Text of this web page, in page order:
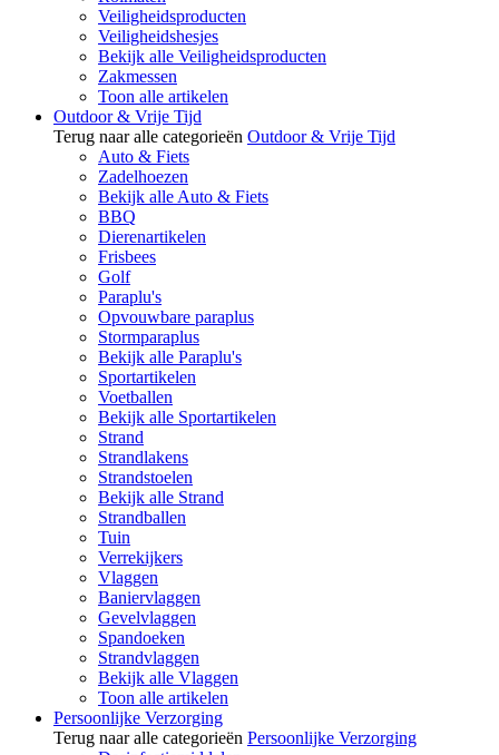
Veiligheidsproducten
Veiligheidshesjes
Bekijk alle Veiligheidsproducten
Zakmessen
Toon alle artikelen
Outdoor & Vrije Tijd
Terug naar alle categorieën Outdoor & Vrije Tijd
Auto & Fiets
Zadelhoezen
Bekijk alle Auto & Fiets
BBQ
Dierenartikelen
Frisbees
Golf
Paraplu's
Opvouwbare paraplus
Stormparaplus
Bekijk alle Paraplu's
Sportartikelen
Voetballen
Bekijk alle Sportartikelen
Strand
Strandlakens
Strandstoelen
Bekijk alle Strand
Strandballen
Tuin
Verrekijkers
Vlaggen
Baniervlaggen
Gevelvlaggen
Spandoeken
Strandvlaggen
Bekijk alle Vlaggen
Toon alle artikelen
Persoonlijke Verzorging
Terug naar alle categorieën Persoonlijke Verzorging